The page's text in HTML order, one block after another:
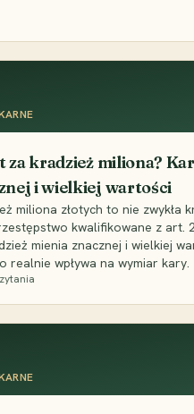
za kradzież miliona?
i wielkiej wartości
miliona złotych to nie zwykła
kwalifikowane z art.
mienia znacznej i wielkiej
realnie wpływa na wymiar kary.